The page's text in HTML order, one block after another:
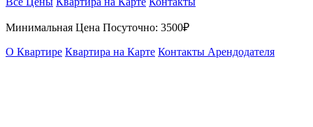
Минимальная Цена Посуточно: 3500₽
О Квартире Квартира на Карте Контакты Арендодателя